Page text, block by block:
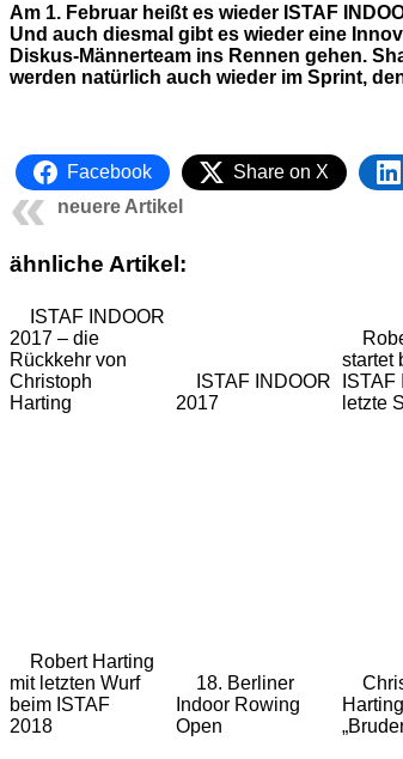
Am 1. Februar heißt es wieder ISTAF
Und auch diesmal gibt es wieder eine
Diskus-Männerteam ins Rennen gehen.
werden natürlich auch wieder im Sprint,
Facebook Share on X
neuere Artikel
ähnliche Artikel:
ISTAF INDOOR
2017 – die
Rückkehr von
Christoph
Harting
ISTAF INDOOR
2017
startet
letzte
Robert Harting
mit letzten Wurf
beim ISTAF
2018
18. Berliner
Indoor Rowing
Open